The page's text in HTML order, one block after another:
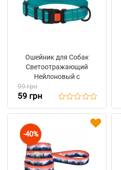
Ошейник для Собак
Светоотражающий
Нейлоновый с
Пластиковой Пряжкой
BronzeDog Active
99 грн
59 грн
-40%